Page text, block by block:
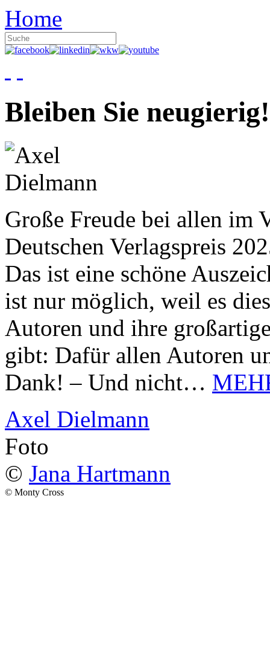
Home
Bleiben Sie neugierig!
Große Freude bei allen im
Deutschen Verlagspreis
Das ist eine schöne
ist nur möglich, weil es
Autoren und ihre
gibt: Dafür allen Autoren
Dank! – Und nicht…
Axel Dielmann
Foto
© Jana Hartmann
© Monty Cross